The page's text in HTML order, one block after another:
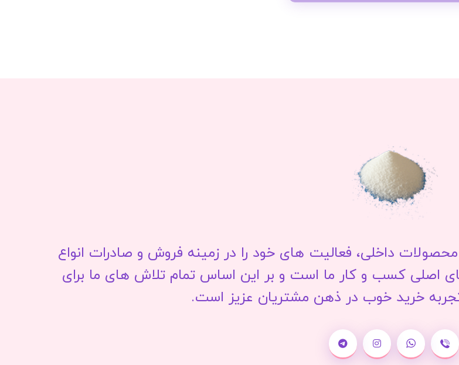
داخلی، فعالیت های خود را در زمینه فروش و صادرات انواع
اصلی کسب و کار ما است و بر این اساس تمام تلاش های ما برای
خرید خوب در ذهن مشتریان عزیز است.